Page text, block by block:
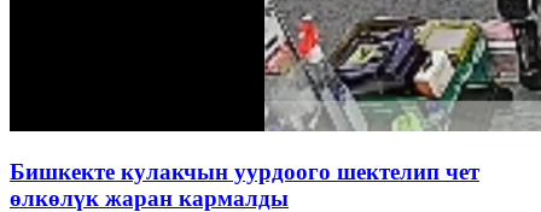
Бишкекте кулакчын уурдоого шектелип чет
өлкөлүк жаран кармалды